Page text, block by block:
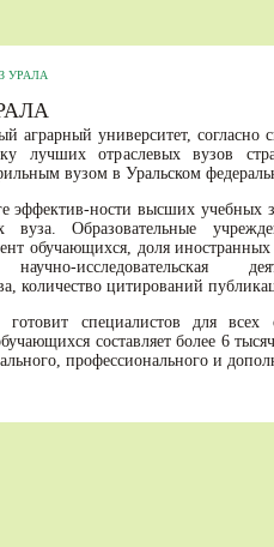
УРАЛА
аграрный университет, согласно
лучших отраслевых вузов
вузом в Уральском
эффектив-ности высших учебных
вуза. Образовательные
обучающихся, доля
исследовательская
количество цитирований
специалистов для всех
составляет более 6
профессионального и